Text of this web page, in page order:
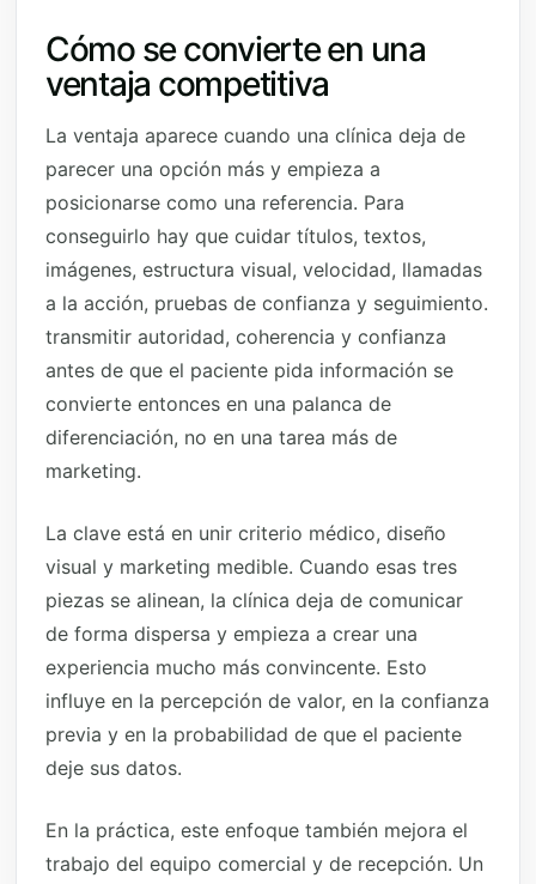
Cómo se convierte en una
ventaja competitiva
La ventaja aparece cuando una clínica deja de
parecer una opción más y empieza a
posicionarse como una referencia. Para
conseguirlo hay que cuidar títulos, textos,
imágenes, estructura visual, velocidad, llamadas
a la acción, pruebas de confianza y seguimiento.
transmitir autoridad, coherencia y confianza
antes de que el paciente pida información se
convierte entonces en una palanca de
diferenciación, no en una tarea más de
marketing.
La clave está en unir criterio médico, diseño
visual y marketing medible. Cuando esas tres
piezas se alinean, la clínica deja de comunicar
de forma dispersa y empieza a crear una
experiencia mucho más convincente. Esto
influye en la percepción de valor, en la confianza
previa y en la probabilidad de que el paciente
deje sus datos.
En la práctica, este enfoque también mejora el
trabajo del equipo comercial y de recepción. Un